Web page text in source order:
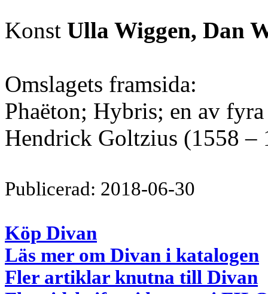
Konst Ulla Wiggen, Dan
Omslagets framsida:
Phaëton; Hybris; en av
Hendrick Goltzius (1558 –
Publicerad: 2018-06-30
Köp Divan
Läs mer om Divan i katalogen
Fler artiklar knutna till Divan